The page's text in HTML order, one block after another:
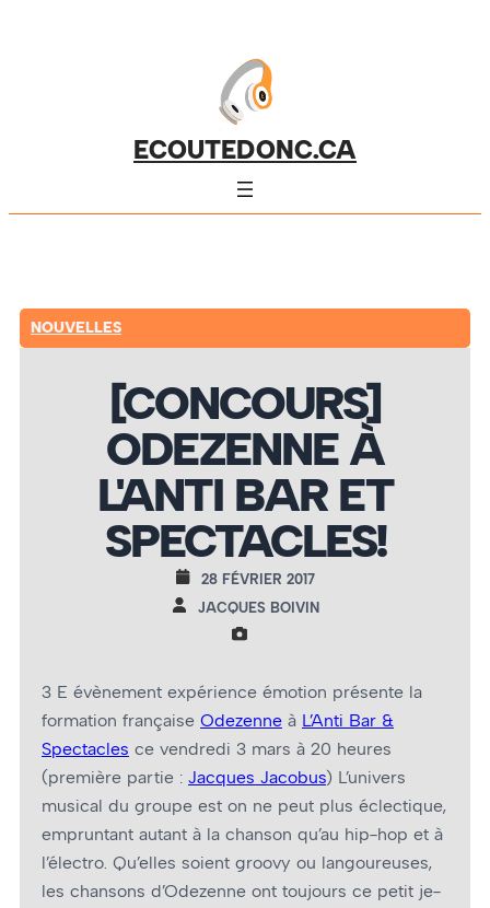
ECOUTEDONC.CA
NOUVELLES
[CONCOURS]
ODEZENNE À
L'ANTI BAR ET
SPECTACLES!
28 FÉVRIER 2017
JACQUES BOIVIN
3 E évènement expérience émotion présente la
formation française Odezenne à L’Anti Bar &
Spectacles ce vendredi 3 mars à 20 heures
(première partie : Jacques Jacobus) L’univers
musical du groupe est on ne peut plus éclectique,
empruntant autant à la chanson qu’au hip-hop et à
l’électro. Qu’elles soient groovy ou langoureuses,
les chansons d’Odezenne ont toujours ce petit je-